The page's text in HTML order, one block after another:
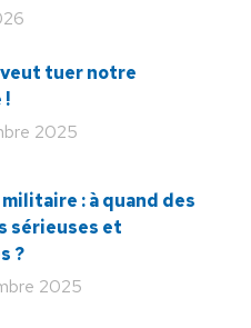
tuer notre
!
2025
: à quand des
sérieuses et
?
2025